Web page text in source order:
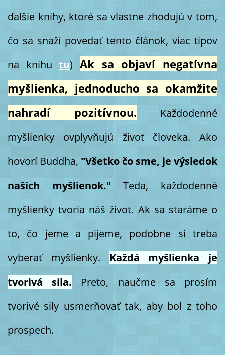
ďalšie knihy, ktoré sa vlastne zhodujú v tom,
čo sa snaží povedať tento článok, viac tipov
na knihutu)Ak sa objaví negatívna
myšlienka, jednoducho sa okamžite
nahradí pozitívnou. Každodenné
myšlienky ovplyvňujú život človeka. Ako
hovorí Buddha, "Všetko čo sme, je výsledok
našich myšlienok." Teda, každodenné
myšlienky tvoria náš život. Ak sa staráme o
to, čo jeme a pijeme, podobne si treba
vyberať myšlienky. Každá myšlienka je
tvorivá sila. Preto, naučme sa prosím
tvorivé sily usmerňovať tak, aby bol z toho
prospech.